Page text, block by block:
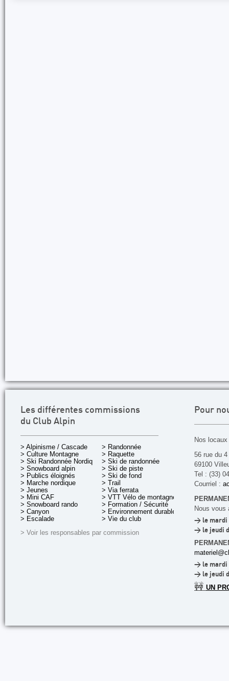
Les différentes commissions
du Club Alpin
> Alpinisme / Cascade
> Culture Montagne
> Ski Randonnée Nordique
> Snowboard alpin
> Publics éloignés
> Marche nordique
> Jeunes
> Mini CAF
> Snowboard rando
> Canyon
> Escalade
> Randonnée
> Raquette
> Ski de randonnée
> Ski de piste
> Ski de fond
> Trail
> Via ferrata
> VTT Vélo de montagne
> Formation / Sécurité
> Environnement durable
> Vie du club
> Voir les responsables par commission
Pour
Nos
56 rue du
69100
Tel : (33)
Courriel :
Nous vous
> le mardi
> le jeudi
> le mardi
> le jeudi
🚧 UN